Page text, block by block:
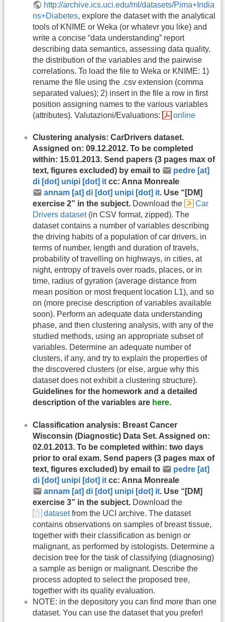
http://archive.ics.uci.edu/ml/datasets/Pima+India
ns+Diabetes, explore the dataset with the analytical
tools of KNIME or Weka (or whatevr you like) and
write a concise “data understanding” report
describing data semantics, assessing data quality,
the distribution of the variables and the pairwise
correlations. To load the file to Weka or KNIME: 1)
rename the file using the .csv extension (comma
separated values); 2) insert in the file a row in first
position assigning names to the various variables
(attributes). Valutazioni/Evaluations:
online
Clustering analysis: CarDrivers dataset.
Assigned on: 09.12.2012. To be completed
within: 15.01.2013. Send papers (3 pages max of
text, figures excluded) by email to
pedre [at]
di [dot] unipi [dot] it cc: Anna Monreale
annam [at] di [dot] unipi [dot] it. Use “[DM]
exercise 2” in the subject. Download the
Car
Drivers dataset(in CSV format, zipped). The
dataset contains a number of variables describing
the driving habits of a population of car drivers, in
terms of number, length and duration of travels,
probability of travelling on highways, in cities, at
night, entropy of travels over roads, places, or in
time, radius of gyration (average distance from
mean position or most frequent location L1), and so
on (more precise description of variables available
soon). Perform an adequate data understanding
phase, and then clustering analysis, with any of the
studied methods, using an appropriate subset of
variables. Determine an adequate number of
clusters, if any, and try to explain the properties of
the discovered clusters (or else, argue why this
dataset does not exhibit a clustering structure).
Guidelines for the homework and a detailed
description of the variables are here.
Classification analysis: Breast Cancer
Wisconsin (Diagnostic) Data Set. Assigned on:
02.01.2013. To be completed within: two days
prior to oral exam. Send papers (3 pages max of
text, figures excluded) by email to
pedre [at]
di [dot] unipi [dot] it cc: Anna Monreale
annam [at] di [dot] unipi [dot] it. Use “[DM]
exercise 3” in the subject. Download the
datasetfrom the UCI archive. The dataset
contains observations on samples of breast tissue,
together with their classification as benign or
malignant, as performed by istologists. Determine a
decision tree for the task of classifying (diagnosing)
a sample as benign or malignant. Describe the
process adopted to select the proposed tree,
together with its quality evaluation.
NOTE: in the depository you can find more than one
dataset. You can use the dataset that you prefer!